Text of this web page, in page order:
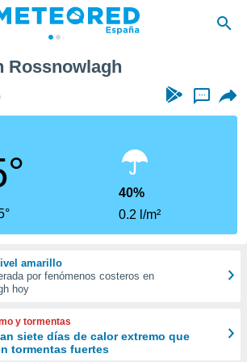
Rossnowlagh
...
40%
0.2 l/m²
amarillo
por fenómenos costeros en
hoy
y tormentas
siete días de calor extremo que
tormentas fuertes